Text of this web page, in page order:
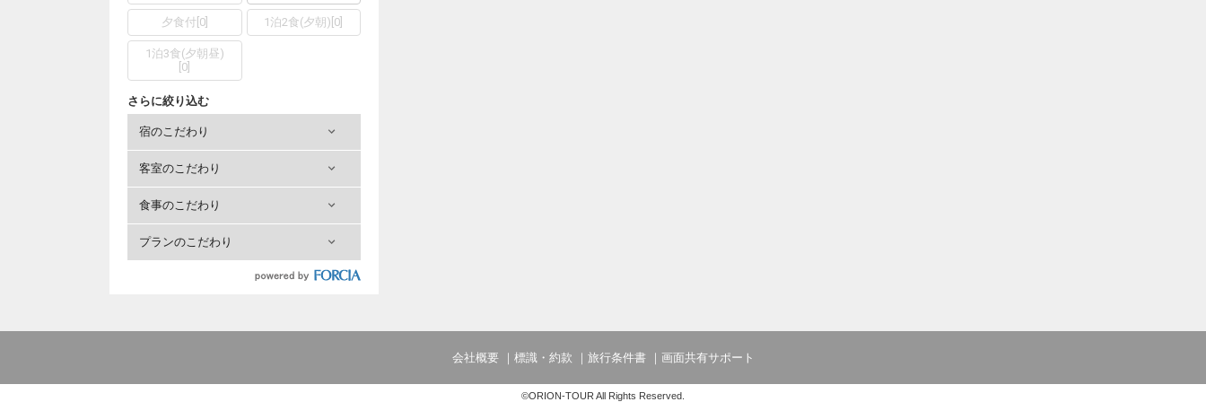
夕食付 0] 1泊2食(夕朝) 0
1泊3食(夕朝昼)
0
さらに絞り込む
宿のこだわり
客室のこだわり
食事のこだわり
プランのこだわり
会社概要 標識・約款 旅行条件書 画面共有サポート
©ORION-TOUR All Rights Reserved.